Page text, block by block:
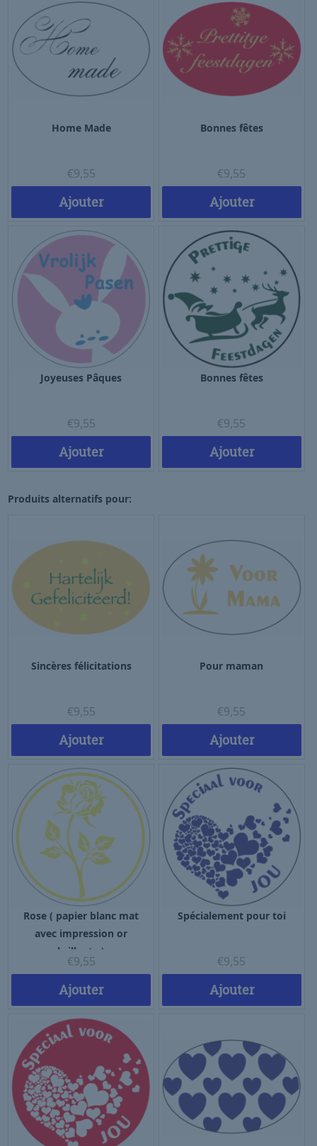
Home Made
€9,55
Ajouter
Bonnes fêtes
€9,55
Ajouter
Joyeuses Pâques
€9,55
Ajouter
Bonnes fêtes
€9,55
Ajouter
Produits alternatifs pour:
Sincères félicitations
€9,55
Ajouter
Pour maman
€9,55
Ajouter
Rose ( papier blanc mat
avec impression or
brillante )
€9,55
Ajouter
Spécialement pour toi
€9,55
Ajouter